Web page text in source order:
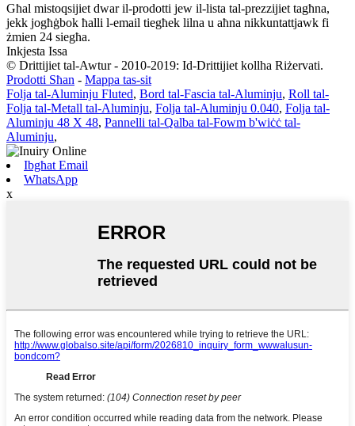
Għal mistoqsijiet dwar il-prodotti jew il-lista tal-prezzijiet tagħna,
jekk jogħġbok ħalli l-email tiegħek lilna u aħna nikkuntattjawk fi
żmien 24 siegħa.
Inkjesta Issa
© Drittijiet tal-Awtur - 2010-2019: Id-Drittijiet kollha Riżervati.
Prodotti Sħan - Mappa tas-sit
Folja tal-Aluminju Fluted, Bord tal-Fascia tal-Aluminju, Roll tal-
Folja tal-Metall tal-Aluminju, Folja tal-Aluminju 0.040, Folja tal-
Aluminju 48 X 48, Pannelli tal-Qalba tal-Fowm b'wiċċ tal-
Aluminju,
Ibgħat Email
WhatsApp
x